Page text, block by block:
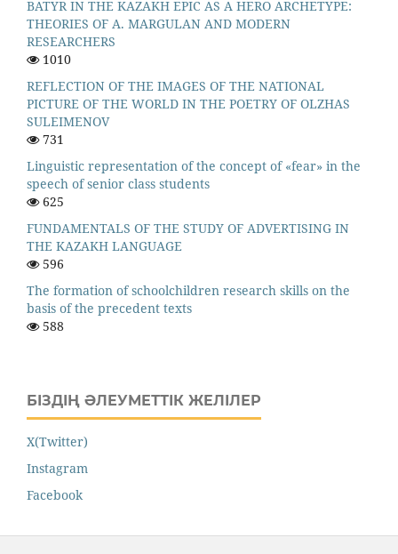
BATYR IN THE KAZAKH EPIC AS A HERO ARCHETYPE:
THEORIES OF A. MARGULAN AND MODERN
RESEARCHERS
1010
REFLECTION OF THE IMAGES OF THE NATIONAL
PICTURE OF THE WORLD IN THE POETRY OF OLZHAS
SULEIMENOV
731
Linguistic representation of the concept of «fear» in the
speech of senior class students
625
FUNDAMENTALS OF THE STUDY OF ADVERTISING IN
THE KAZAKH LANGUAGE
596
The formation of schoolchildren research skills on the
basis of the precedent texts
588
БІЗДІҢ ӘЛЕУМЕТТІК ЖЕЛІЛЕР
X(Twitter)
Instagram
Facebook